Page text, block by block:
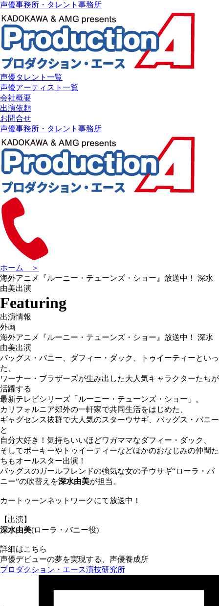
声優事務所・タレント事務所
声優タレント一覧
声優アーティスト一覧
会社概要
出演依頼
お問合せ
声優事務所・タレント事務所
ホーム ＞
海外アニメ『ルーニー・テューンズ・ショー』放送中！ 深水
由美出演
Featuring
出演情報
外画
海外アニメ『ルーニー・テューンズ・ショー』放送中！ 深水
由美出演
バッグス・バニー、ダフィー・ダック、トゥイーティーといっ
た、
ワーナー・ブラザーズが生み出した大人気キャラクターたちが
活躍する
最新テレビシリーズ「ルーニー・テューンズ・ショー」。
カリフォルニア郊外の一軒家で共同生活をはじめた、
ギャグセンス抜群で大人気のスターウサギ、バッグス・バニー
と
自分大好き！気持ちいいほどワガママなダフィー・ダック、
そしてポーキーやトゥイーティーなどほかのおなじみの仲間た
ちもオールスター出演！
バッグスのガールフレンドの強気な女の子ウサギ“ローラ・バ
ニー”の吹替えを深水由美が担当。
カートゥーンネットワークにて放送中！
【出演】
深水由美(ローラ・バニー役)
詳細はこちら
声優デビューの夢を実現する、声優養成所
プロダクション・エース演技研究所